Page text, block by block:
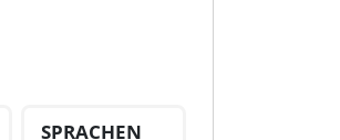
SPRACHEN